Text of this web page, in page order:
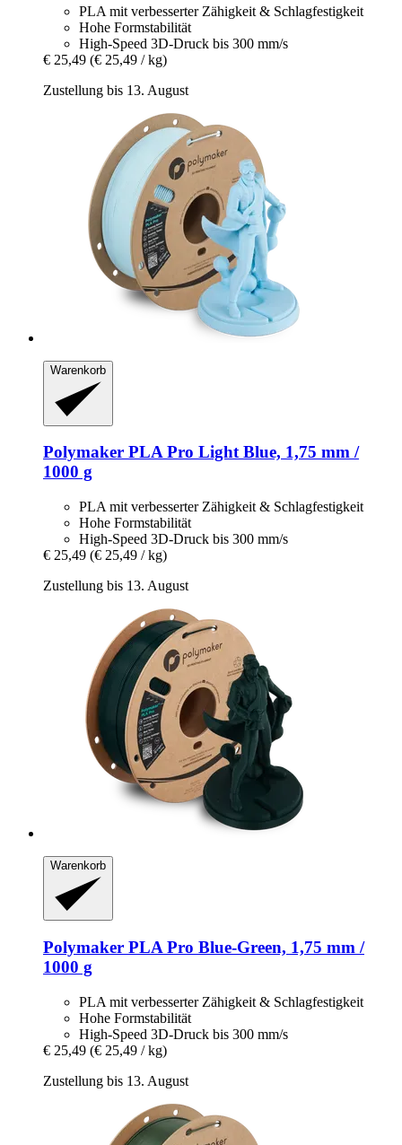
PLA mit verbesserter Zähigkeit & Schlagfestigkeit
Hohe Formstabilität
High-Speed 3D-Druck bis 300 mm/s
€ 25,49 (€ 25,49 / kg)
Zustellung bis 13. August
Warenkorb
Polymaker PLA Pro Light Blue, 1,75 mm /
1000 g
PLA mit verbesserter Zähigkeit & Schlagfestigkeit
Hohe Formstabilität
High-Speed 3D-Druck bis 300 mm/s
€ 25,49 (€ 25,49 / kg)
Zustellung bis 13. August
Warenkorb
Polymaker PLA Pro Blue-​Green, 1,75 mm /
1000 g
PLA mit verbesserter Zähigkeit & Schlagfestigkeit
Hohe Formstabilität
High-Speed 3D-Druck bis 300 mm/s
€ 25,49 (€ 25,49 / kg)
Zustellung bis 13. August